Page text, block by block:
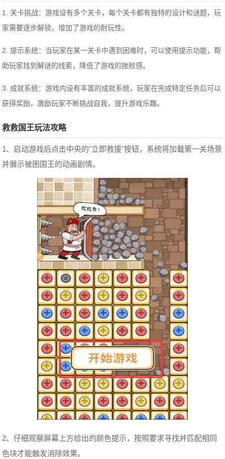
1. 关卡挑战：游戏设有多个关卡，每个关卡都有独特的设计和谜题，玩
家需要逐步解锁，增加了游戏的耐玩性。
2. 提示系统：当玩家在某一关卡中遇到困难时，可以使用提示功能，帮
助玩家找到解谜的线索，降低了游戏的挫败感。
3. 成就系统：游戏内设有丰富的成就系统，玩家在完成特定任务后可以
获得奖励，激励玩家不断挑战自我，提升游戏乐趣。
救救国王玩法攻略
1、启动游戏后点击中央的"立即救援"按钮，系统将加载第一关场景
并展示被困国王的动画剧情。
2、仔细观察屏幕上方给出的颜色提示，按照要求寻找并匹配相同
色块才能触发消除效果。